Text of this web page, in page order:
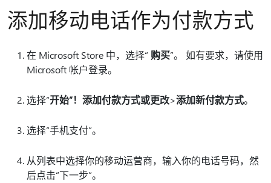
添加移动电话作为付款方式
在 Microsoft Store 中，选择“ 购买”。 如有要求，请使用
Microsoft 帐户登录。
选择“开始”！添加付款方式或更改>添加新付款方式。
选择“手机支付”。
从列表中选择你的移动运营商，输入你的电话号码，然
后点击“下一步”。